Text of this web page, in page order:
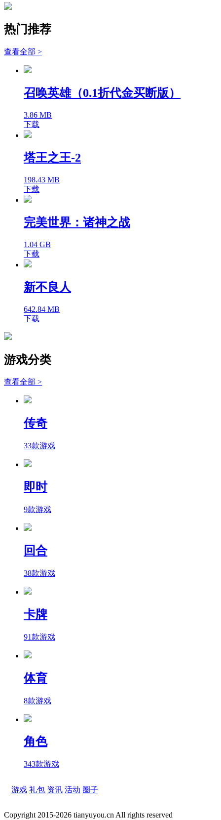
热门推荐
查看全部 >
召唤英雄（0.1折代金买断版）
3.86 MB
下载
塔王之王-2
198.43 MB
下载
完美世界：诸神之战
1.04 GB
下载
新不良人
642.84 MB
下载
游戏分类
查看全部 >
传奇
33款游戏
即时
9款游戏
回合
38款游戏
卡牌
91款游戏
体育
8款游戏
角色
343款游戏
游戏 礼包 资讯 活动 圈子
Copyright 2015-2026 tianyuyou.cn All rights reserved